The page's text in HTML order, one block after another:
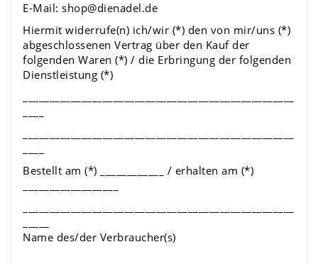
E-Mail: shop@dienadel.de
Hiermit widerrufe(n) ich/wir (*) den von mir/uns (*)
abgeschlossenen Vertrag über den Kauf der
folgenden Waren (*) / die Erbringung der folgenden
Dienstleistung (*)
Bestellt am (*) ____________ / erhalten am (*)
Name des/der Verbraucher(s)